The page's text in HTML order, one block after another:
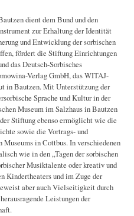
dient dem Bund und den
zur Erhaltung der Identität
und Entwicklung der sorbischen
fördert die Stiftung Einrichtungen
das Deutsch-Sorbisches
Verlag GmbH, das WITAJ-
in Bautzen. Mit Unterstützung der
Sprache und Kultur in der
Museum im Salzhaus in Bautzen
Stiftung ebenso ermöglicht wie die
sowie die Vortrags- und
Museums in Cottbus. In verschiedenen
wie in den „Tagen der sorbischen
Musiktalente oder kreativ und
Kindertheaters und im Zuge der
aber auch Vielseitigkeit durch
Leistungen der